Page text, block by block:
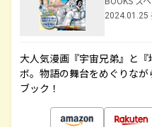
2024.01.25
大人気漫画『宇宙兄弟』と
ボ。物語の舞台をめぐりな
ブック！